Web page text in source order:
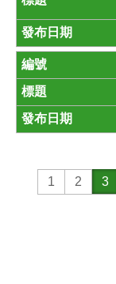
1 2 3